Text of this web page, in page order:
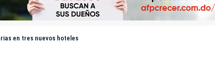
en tres nuevos hoteles